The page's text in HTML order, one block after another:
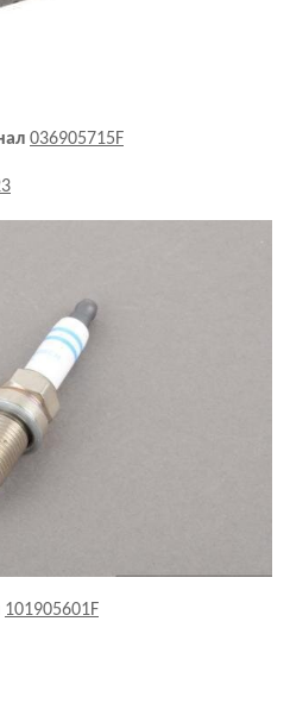
036905715F
101905601F